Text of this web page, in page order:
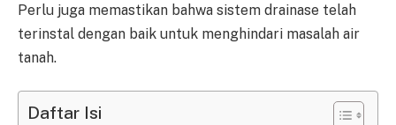
Perlu juga memastikan bahwa sistem drainase telah
terinstal dengan baik untuk menghindari masalah air
tanah.
Daftar Isi